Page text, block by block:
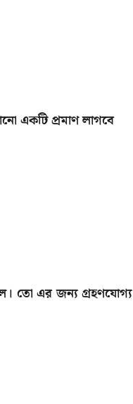
একটি প্রমাণ লাগবে
তো এর জন্য গ্রহণযোগ্য